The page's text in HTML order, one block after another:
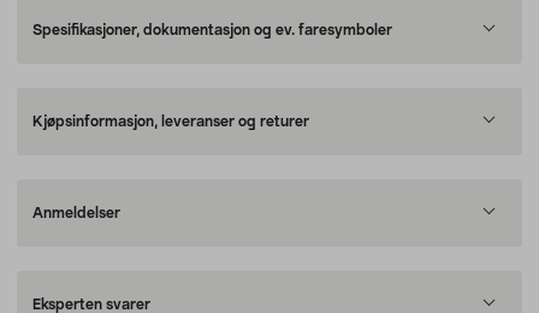
Spesifikasjoner, dokumentasjon og ev. faresymboler
Kjøpsinformasjon, leveranser og returer
Anmeldelser
Eksperten svarer